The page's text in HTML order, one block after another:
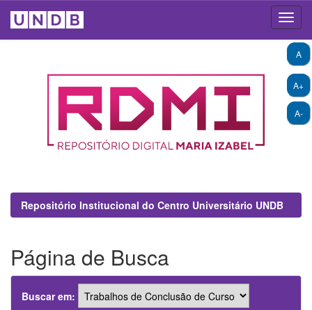
A+
A-
A
Repositório Institucional do Centro Universitário UNDB
Página de Busca
Buscar em: